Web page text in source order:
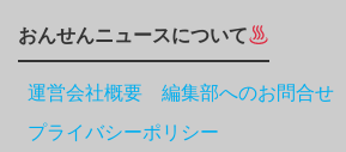
おんせんニュースについて
運営会社概要 編集部へのお問合せ
プライバシーポリシー